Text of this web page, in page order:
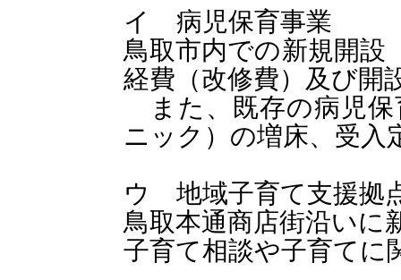
イ 病児保育事業
鳥取市内での新規開設
経費（改修費）及び開
また、既存の病児保
ニック）の増床、受入
ウ 地域子育て支援拠
鳥取本通商店街沿いに
子育て相談や子育てに